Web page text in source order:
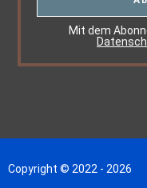
Mit dem
Copyright © 2022 - 2026